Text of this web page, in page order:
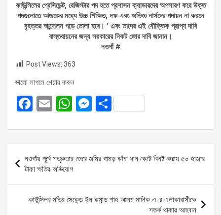
কাউন্সিলের প্রেসিডেন্ট, রেজিস্টার পদ হতে প্রশাসন ক্যাডারদের অপসারণ করে উক্ত
পদগুলোতে আজকের মধ্যে উচ্চ শিক্ষিত, দক্ষ এবং অভিজ্ঞ নার্সদের পদায়ন না করলে
বৃহত্তর আন্দোলন গড়ে তোলা হবে। ’ এবং তাদের এই যৌক্তিক প্রাপ্য দাবি
বাস্তবায়নের জন্য সরকারের নিকট জোর দাবি জানান।
নওগাঁ #
Post Views: 363
ভালো লাগলে শেয়ার করুন
F
ce
b
o
o
k
E
ail
W
at
A
p
p
M
se
n
g
er
S
ar
navigation
নওগাঁয় পূর্বে শত্রুতার জেরে জমির গামড় কাঁচা ধান কেটে বিনষ্ট করায় ৫০ হাজার
টাকা ক্ষতির অভিযোগ
কাউন্সিলর মতির সেকেন্ড ইন কমান্ড শাহ আলম মানিক এ-র এলাকাবাসীকে
সতর্ক থাকার আহবান